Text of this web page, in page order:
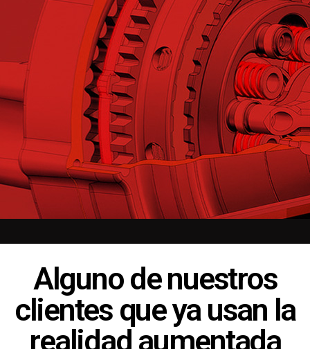
Alguno de nuestros
clientes que ya usan la
realidad aumentada